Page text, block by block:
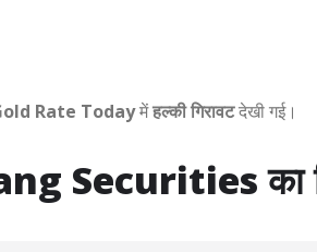
Rate Todayमेंहल्की गिरावटदेखी गई।
Securities का